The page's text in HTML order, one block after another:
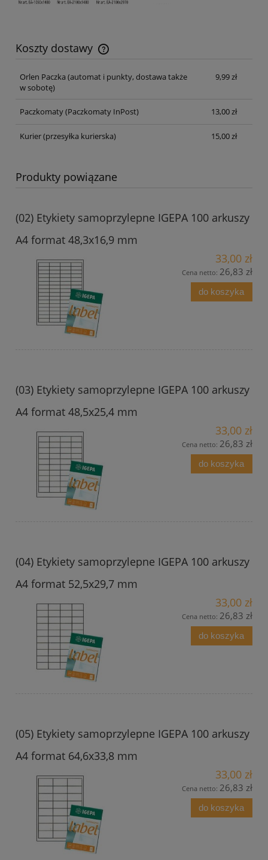
Koszty dostawy
Cena nie zawiera ewentualnych kosztów płatności
Orlen Paczka (automat i punkty, dostawa także
w sobotę)
9,99 zł
Paczkomaty(Paczkomaty InPost) 13,00 zł
Kurier(przesyłka kurierska) 15,00 zł
Produkty powiązane
(02) Etykiety samoprzylepne IGEPA 100 arkuszy
A4 format 48,3x16,9 mm
33,00 zł
Cena netto: 26,83 zł
do koszyka
(03) Etykiety samoprzylepne IGEPA 100 arkuszy
A4 format 48,5x25,4 mm
33,00 zł
Cena netto: 26,83 zł
do koszyka
(04) Etykiety samoprzylepne IGEPA 100 arkuszy
A4 format 52,5x29,7 mm
33,00 zł
Cena netto: 26,83 zł
do koszyka
(05) Etykiety samoprzylepne IGEPA 100 arkuszy
A4 format 64,6x33,8 mm
33,00 zł
Cena netto: 26,83 zł
do koszyka